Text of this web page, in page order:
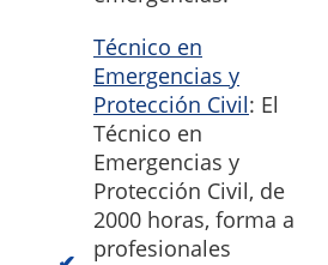
Técnico en
Emergencias y
Protección Civil: El
Técnico en
Emergencias y
Protección Civil, de
2000 horas, forma a
profesionales